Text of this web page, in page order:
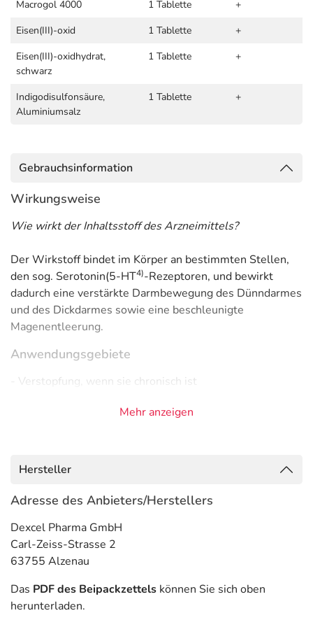
Macrogol 4000 1 Tablette
+
Eisen(III)-oxid
1 Tablette
+
Eisen(III)-oxidhydrat,
schwarz
1 Tablette +
Indigodisulfonsäure,
Aluminiumsalz
1 Tablette +
Gebrauchsinformation
Wirkungsweise
Wie wirkt der Inhaltsstoff des Arzneimittels?
Der Wirkstoff bindet im Körper an bestimmten Stellen,
den sog. Serotonin(5-HT4)-Rezeptoren, und bewirkt
dadurch eine verstärkte Darmbewegung des Dünndarmes
und des Dickdarmes sowie eine beschleunigte
Magenentleerung.
Anwendungsgebiete
- Verstopfung, wenn sie chronisch ist
Immer:
- Erkrankungen des Magen-Darm-Trakts, wie:
- Entzündliche Darmerkrankungen, wie:
- Morbus Crohn
- Colitis ulcerosa
- Megakolon (krankhaft erweiterter Darm)
- Darmverschluss
- Darmdurchbruch
Mehr anzeigen
Hersteller
Adresse des Anbieters/Herstellers
Dexcel Pharma GmbH
Carl-Zeiss-Strasse 2
63755 Alzenau
Das PDF des Beipackzettels können Sie sich oben
herunterladen.